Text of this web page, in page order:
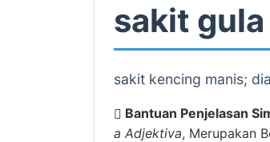
sakit gula
sakit kencing manis;
Bantuan Penjelasan
a Adjektiva, Merupakan